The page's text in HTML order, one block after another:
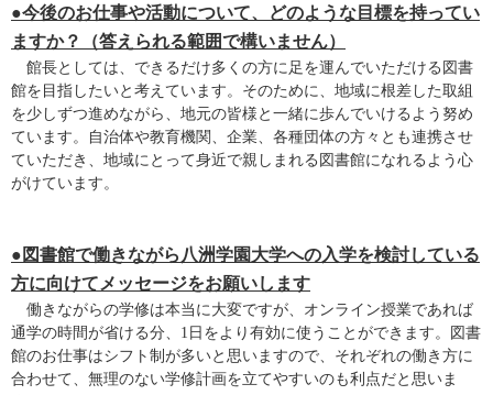
●今後のお仕事や活動について、どのような目標を持ってい
ますか？（答えられる範囲で構いません）
館長としては、できるだけ多くの方に足を運んでいただける図書
館を目指したいと考えています。そのために、地域に根差した取組
を少しずつ進めながら、地元の皆様と一緒に歩んでいけるよう努め
ています。自治体や教育機関、企業、各種団体の方々とも連携させ
ていただき、地域にとって身近で親しまれる図書館になれるよう心
がけています。
●図書館で働きながら八洲学園大学への入学を検討している
方に向けてメッセージをお願いします
働きながらの学修は本当に大変ですが、オンライン授業であれば
通学の時間が省ける分、1日をより有効に使うことができます。図書
館のお仕事はシフト制が多いと思いますので、それぞれの働き方に
合わせて、無理のない学修計画を立てやすいのも利点だと思いま